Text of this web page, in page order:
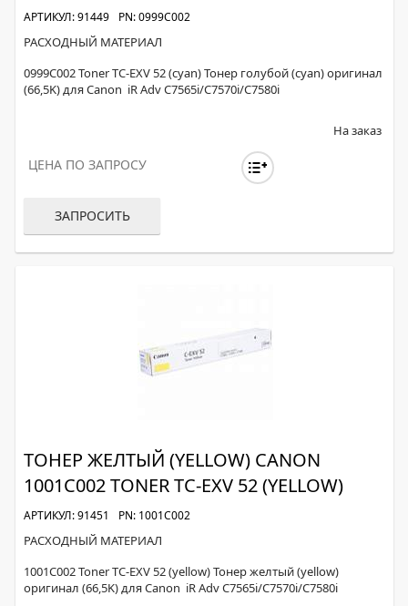
АРТИКУЛ: 91449 PN: 0999C002
РАСХОДНЫЙ МАТЕРИАЛ
0999C002 Toner TC-EXV 52 (cyan) Тонер голубой (cyan) оригинал
(66,5K) для Canon iR Adv C7565i/C7570i/C7580i
На заказ
ЦЕНА ПО ЗАПРОСУ
ЗАПРОСИТЬ
ТОНЕР ЖЕЛТЫЙ (YELLOW) CANON
1001C002 TONER TC-EXV 52 (YELLOW)
АРТИКУЛ: 91451 PN: 1001C002
РАСХОДНЫЙ МАТЕРИАЛ
1001C002 Toner TC-EXV 52 (yellow) Тонер желтый (yellow)
оригинал (66,5K) для Canon iR Adv C7565i/C7570i/C7580i